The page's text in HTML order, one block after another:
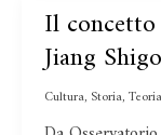
Il
Jiang
Cultura, Storia,Teoria
Il
concetto
di
Impero